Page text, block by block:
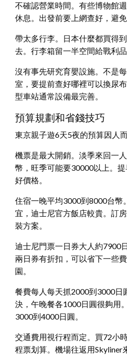
不確認營業時間。有些博物館
休息。出發前要上網查好，避免
帶太多行李。日本什麼都買得
去。行李箱留一半空間給戰利
沒有事先研究育嬰設施。不是
室，要提前查好哪裡可以換尿
型車站通常設備最完善。
預算規劃和省錢技巧
東京親子遊6天5夜的預算因人
機票是最大開銷。淡季來回一
幣，旺季可能要30000以上。
好價格。
住宿一晚平均3000到8000台幣
宜，迪士尼官方飯店較貴。訂
裝方案。
迪士尼門票一日券大人約7900
兩日券有折扣，可以省下一些
園。
餐費每人每天抓2000到3000日
決，午晚餐各1000日圓很夠用
3000到4000日圓。
交通費用視行程而定。買72小
程票划算。機場往返用Skyliner